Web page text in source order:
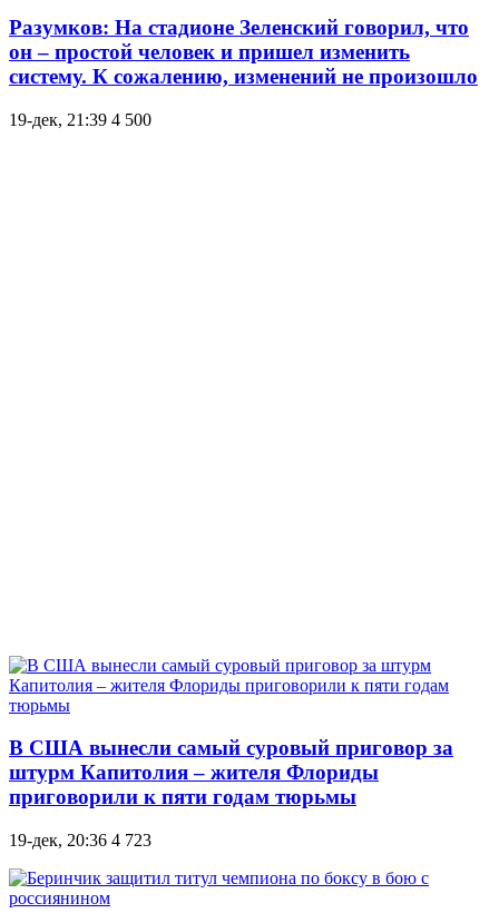
Разумков: На стадионе Зеленский говорил, что
он – простой человек и пришел изменить
систему. К сожалению, изменений не произошло
19-дек, 21:39 4 500
В США вынесли самый суровый приговор за
штурм Капитолия – жителя Флориды
приговорили к пяти годам тюрьмы
19-дек, 20:36 4 723